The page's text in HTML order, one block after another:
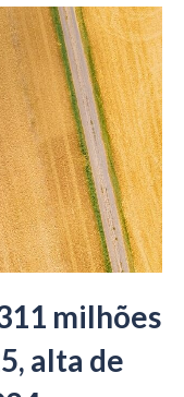
milhões
alta de